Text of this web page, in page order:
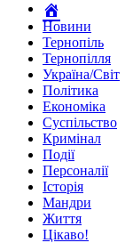
Новини
Тернопіль
Тернопілля
Україна/Світ
Політика
Економіка
Суспільство
Кримінал
Події
Персоналії
Історія
Мандри
Життя
Цікаво!